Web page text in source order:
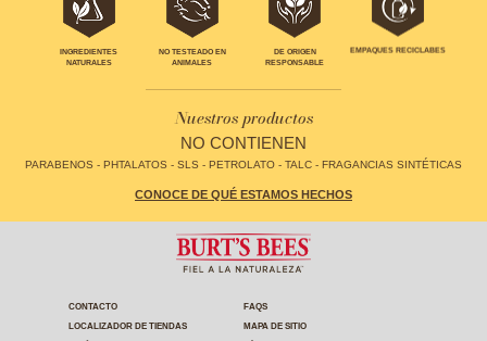
INGREDIENTES
NATURALES
NO TESTEADO EN
ANIMALES
DE ORIGEN
RESPONSABLE
EMPAQUES RECICLABES
Nuestros productos
NO CONTIENEN
PARABENOS - PHTALATOS - SLS - PETROLATO - TALC - FRAGANCIAS SINTÉTICAS
CONOCE DE QUÉ ESTAMOS HECHOS
CONTACTO
FAQS
LOCALIZADOR DE TIENDAS
MAPA DE SITIO